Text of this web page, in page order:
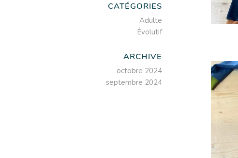
CATÉGORIES
Adulte
Évolutif
ARCHIVE
octobre 2024
septembre 2024